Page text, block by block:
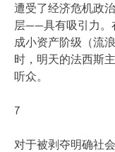
遭受了经济危机政
层——具有吸引力。
成小资产阶级（流
时，明天的法西斯
听众。
7
对于被剥夺明确社